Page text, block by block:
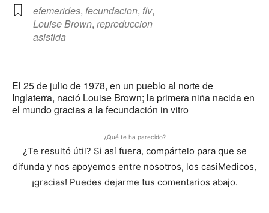
efemerides, fecundacion, fiv,
Louise Brown, reproduccion
asistida
El 25 de julio de 1978, en un pueblo al norte de
Inglaterra, nació Louise Brown; la primera niña nacida en
el mundo gracias a la fecundación in vitro
¿Qué te ha parecido?
¿Te resultó útil? Si así fuera, compártelo para que se
difunda y nos apoyemos entre nosotros, los casiMedicos,
¡gracias! Puedes dejarme tus comentarios abajo.